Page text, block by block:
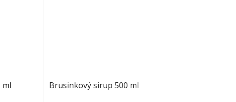
ml Brusinkový sirup 500 ml